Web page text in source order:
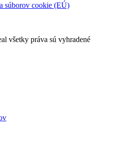
súborov cookie (EÚ)
všetky práva sú vyhradené